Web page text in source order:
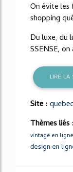
On évite les
shopping
Du luxe, du
SSENSE,
LIRE LA
Site :
Thèmes liés :
vintage en ligne
design en